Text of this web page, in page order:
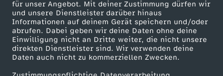
für unser Angebot. Mit deiner Zustimmung dürfen wir
und unsere Dienstleister darüber hinaus
Informationen auf deinem Gerät speichern und/oder
abrufen. Dabei geben wir deine Daten ohne deine
Einwilligung nicht an Dritte weiter, die nicht unsere
direkten Dienstleister sind. Wir verwenden deine
Daten auch nicht zu kommerziellen Zwecken.
a
ß
Mehr ZDF
ZDF-Apps
Smart TV
ZDFtext
Service
ZDFmitreden
Kontakt zum ZDF
Tickets